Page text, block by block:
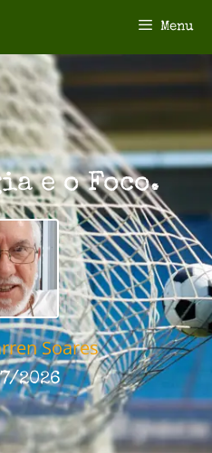
Menu
e o Foco.
Soares
2026